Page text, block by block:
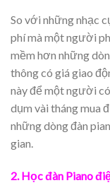
So với những nhạc
phí mà một người
mềm hơn những
thông có giá giao
này để một người
dụm vài tháng mua
những dòng đàn
gian.
2. Học đàn Piano